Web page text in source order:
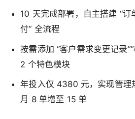
10 天完成部署，自主搭建 “
付” 全流程
按需添加 “客户需求变更记录
2 个特色模块
年投入仅 4380 元，实现管理
月 8 单增至 15 单